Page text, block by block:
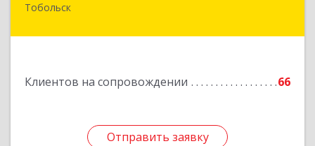
Тобольск
Клиентов на сопровождении 66
Отправить заявку
Отправить заявку